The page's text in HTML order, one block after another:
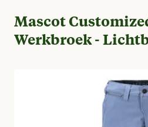
Mascot
Werkbroek -